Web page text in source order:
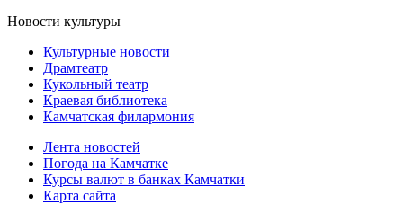
Новости культуры
Культурные новости
Драмтеатр
Кукольный театр
Краевая библиотека
Камчатская филармония
Лента новостей
Погода на Камчатке
Курсы валют в банках Камчатки
Карта сайта